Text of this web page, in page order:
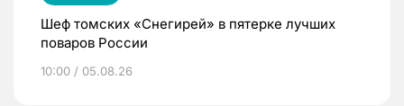
Шеф томских «Снегирей» в пятерке лучших
поваров России
10:00 / 05.08.26